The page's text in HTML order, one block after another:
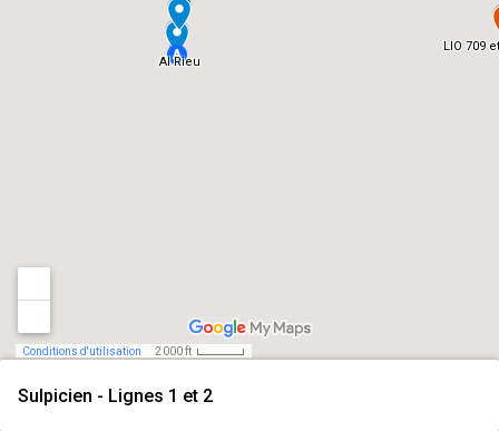
Al Rieu
LIO 709
Sulpicien - Lignes 1 et 2
Conditions d'utilisation 2 000 ft